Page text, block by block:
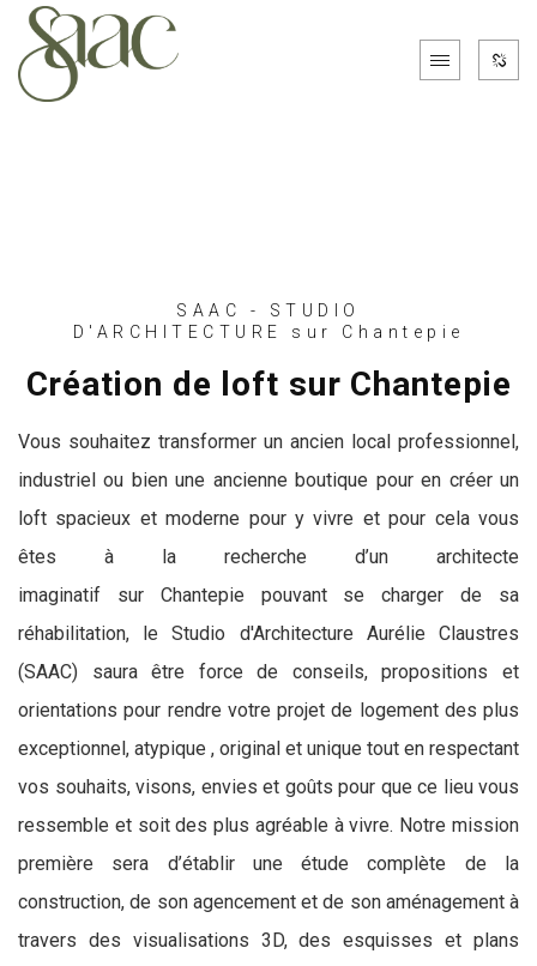
SAAC - STUDIO
D'ARCHITECTURE sur Chantepie
Création de loft sur Chantepie
Vous souhaitez transformer un ancien local professionnel,
industriel ou bien une ancienne boutique pour en créer un
loft spacieux et moderne pour y vivre et pour cela vous
êtes à la recherche d’un architecte
imaginatif sur Chantepie pouvant se charger de sa
réhabilitation, le Studio d'Architecture Aurélie Claustres
(SAAC) saura être force de conseils, propositions et
orientations pour rendre votre projet de logement des plus
exceptionnel, atypique , original et unique tout en respectant
vos souhaits, visons, envies et goûts pour que ce lieu vous
ressemble et soit des plus agréable à vivre. Notre mission
première sera d’établir une étude complète de la
construction, de son agencement et de son aménagement à
travers des visualisations 3D, des esquisses et plans